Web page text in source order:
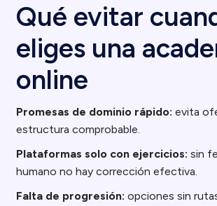
Qué evitar
eliges una
online
Promesas de dominio rápido: evita
estructura comprobable.
Plataformas solo con ejercicios: sin
humano no hay corrección efectiva.
Falta de progresión: opciones sin